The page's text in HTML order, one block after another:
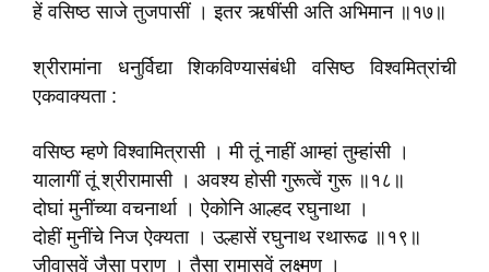
हें वसिष्ठ साजे तुजपासीं । इतर ऋषींसी अति अभिमान ॥१७॥
श्रीरामांना धनुर्विद्या शिकविण्यासंबंधी वसिष्ठ विश्वमित्रांची
एकवाक्यता :
वसिष्ठ म्हणे विश्वामित्रासी । मी तूं नाहीं आम्हां तुम्हांसी ।
यालागीं तूं श्रीरामासी । अवश्य होसी गुरूत्वें गुरू ॥१८॥
दोघां मुनींच्या वचनार्था । ऐकोनि आल्हद रघुनाथा ।
दोहीं मुनींचे निज ऐक्यता । उल्हासें रघुनाथ रथारूढ ॥१९॥
जीवासवें जैसा प्राण । तैसा रामासवें लक्ष्मण् ।